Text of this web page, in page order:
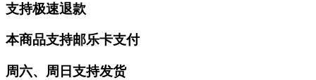
支持极速退款
本商品支持邮乐卡支付
周六、周日支持发货